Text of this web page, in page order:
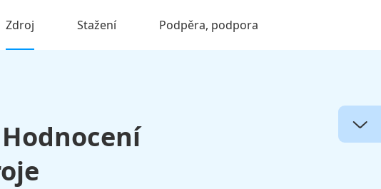
Zdroj Stažení Podpěra, podpora